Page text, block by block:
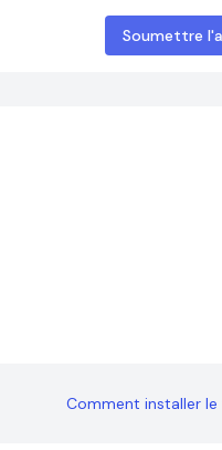
Soumettre
Comment installer le